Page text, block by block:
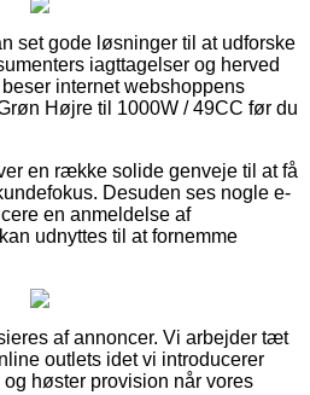
set gode løsninger til at udforske
iagttagelser og herved
internet webshoppens
Højre til 1000W / 49CC før du
en række solide genveje til at få
Desuden ses nogle e-
en anmeldelse af
udnyttes til at fornemme
af annoncer. Vi arbejder tæt
outlets idet vi introducerer
høster provision når vores